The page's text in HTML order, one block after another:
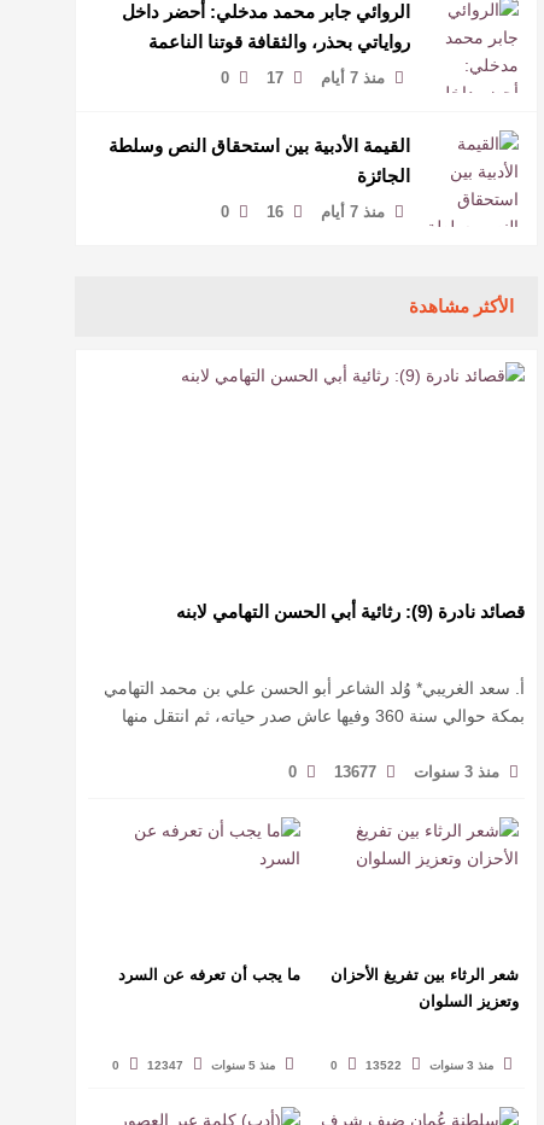
الروائي جابر محمد مدخلي: أحضر داخل
رواياتي بحذر، والثقافة قوتنا الناعمة
لمخاطبة العالم.
منذ 7 أيام 17
0
القيمة الأدبية بين استحقاق النص وسلطة
الجائزة
منذ 7 أيام 16
0
الأكثر مشاهدة
قصائد نادرة (9): رثائية أبي الحسن التهامي لابنه
أ. سعد الغريبي* وُلد الشاعر أبو الحسن علي بن محمد التهامي
بمكة حوالي سنة 360 وفيها عاش صدر حياته، ثم انتقل منها
منذ 3 سنوات 13677
0
شعر الرثاء بين تفريغ الأحزان
وتعزيز السلوان
منذ 3 سنوات 13522
0
ما يجب أن تعرفه عن السرد
منذ 5 سنوات 12347
0